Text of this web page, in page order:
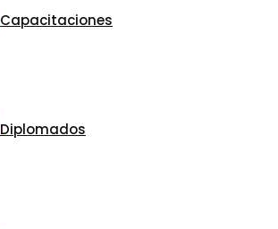
Capacitaciones
Diplomados